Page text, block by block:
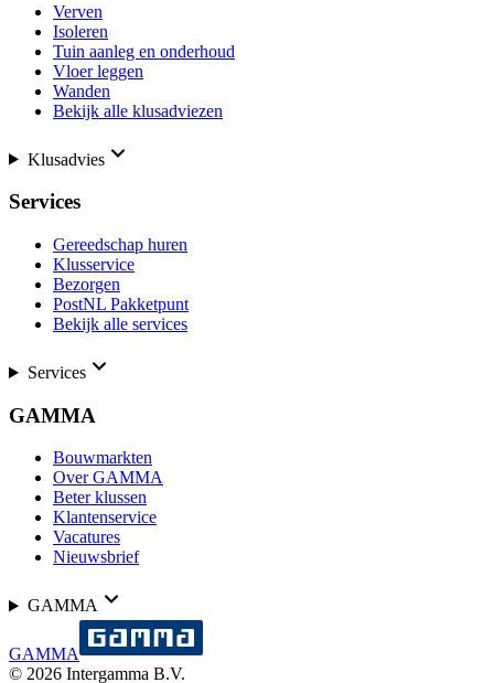
Verven
Isoleren
Tuin aanleg en onderhoud
Vloer leggen
Wanden
Bekijk alle klusadviezen
Klusadvies
Services
Gereedschap huren
Klusservice
Bezorgen
PostNL Pakketpunt
Bekijk alle services
Services
GAMMA
Bouwmarkten
Over GAMMA
Beter klussen
Klantenservice
Vacatures
Nieuwsbrief
GAMMA
GAMMA
© 2026 Intergamma B.V.